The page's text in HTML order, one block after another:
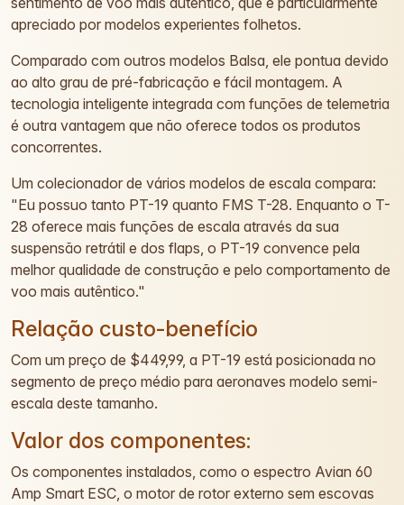
apreciado por modelos experientes folhetos.
Comparado com outros modelos Balsa, ele pontua devido
ao alto grau de pré-fabricação e fácil montagem. A
tecnologia inteligente integrada com funções de telemetria
é outra vantagem que não oferece todos os produtos
concorrentes.
Um colecionador de vários modelos de escala compara:
"Eu possuo tanto PT-19 quanto FMS T-28. Enquanto o T-
28 oferece mais funções de escala através da sua
suspensão retrátil e dos flaps, o PT-19 convence pela
melhor qualidade de construção e pelo comportamento de
voo mais autêntico."
Relação custo-benefício
Com um preço de $449,99, a PT-19 está posicionada no
segmento de preço médio para aeronaves modelo semi-
escala deste tamanho.
Valor dos componentes:
Os componentes instalados, como o espectro Avian 60
Amp Smart ESC, o motor de rotor externo sem escovas